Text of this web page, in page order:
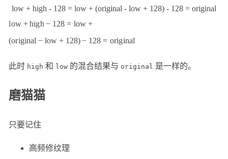
low + high - 128 = low + (original - low + 128) - 128 = original
low + high − 128 = low +
(original − low + 128) − 128 = original
此时 high 和 low 的混合结果与 original 是一样的。
磨猫猫
只要记住
高频修纹理